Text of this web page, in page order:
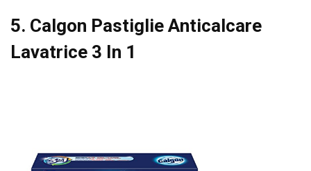
5. Calgon Pastiglie Anticalcare
Lavatrice 3 In 1